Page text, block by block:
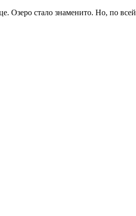
Озеро стало знаменито. Но, по всей